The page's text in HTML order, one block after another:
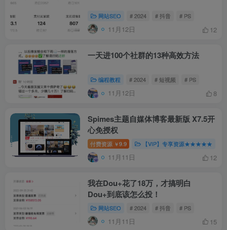
网站SEO # 2024 # 抖音 # PS
11月12日 12
一天进100个社群的13种高效方法
编程教程 # 2024 # 短视频 # PS
11月12日 8
Spimes主题自媒体博客最新版 X7.5开
心免授权
付费资源 ￥9.9 【VIP】专享资源★★★★★
11月11日 12
我在Dou+花了18万，才搞明白
Dou+到底该怎么投！
网站SEO # 2024 # 抖音 # PS
11月11日 15